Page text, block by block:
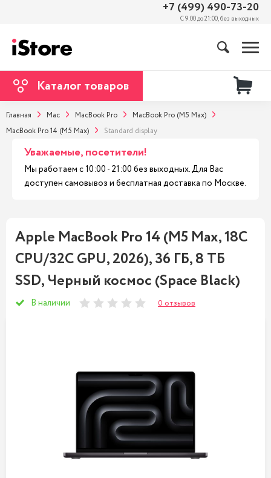
+7 (499) 490-73-20
С 9:00 до 21:00, без выходных
Каталог товаров
Главная Mac MacBook Pro
MacBook Pro (M5 Max)
MacBook Pro 14 (M5 Max)
Standard display
Уважаемые, посетители!
Мы работаем с 10:00 - 21:00 без выходных. Для Вас
доступен самовывоз и бесплатная доставка по Москве.
Apple MacBook Pro 14 (M5 Max, 18C
CPU/32C GPU, 2026), 36 ГБ, 8 ТБ
SSD, Черный космос (Space Black)
В наличии 0 отзывов